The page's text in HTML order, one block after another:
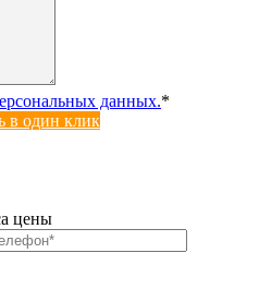
данных.*
в один клик
цены